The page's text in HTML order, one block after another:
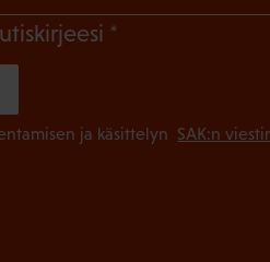
(Pakollinen)
ja käsittelyn SAK:n